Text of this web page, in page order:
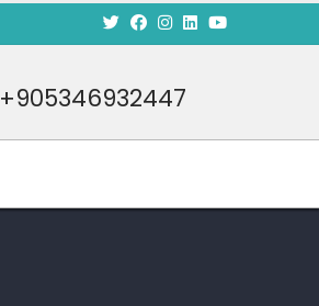
+905346932447